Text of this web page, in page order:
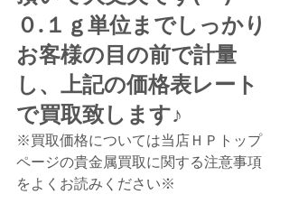
０.１ｇ単位までしっかり
お客様の目の前で計量
し、上記の価格表レート
で買取致します♪
※買取価格については当店ＨＰトップ
ページの貴金属買取に関する注意事項
をよくお読みください※